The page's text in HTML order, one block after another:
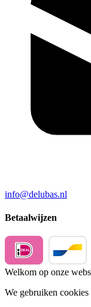
info@delubas.nl
Betaalwijzen
Welkom op onze
We gebruiken cookies